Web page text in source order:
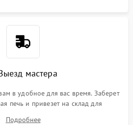
мастера
в удобное для вас время. Заберет
печь и привезет на склад для
Подробнее